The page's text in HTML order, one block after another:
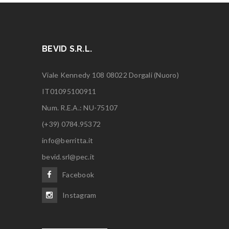
BEVID S.R.L.
Viale Kennedy 108 08022 Dorgali (Nuoro)
IT01095100911
Num. R.E.A.: NU-75107
(+39) 0784.95372
info@berritta.it
bevid.srl@pec.it
Facebook
Instagram